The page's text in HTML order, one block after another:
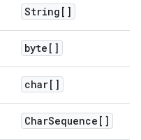
String[]
byte[]
char[]
CharSequence[]